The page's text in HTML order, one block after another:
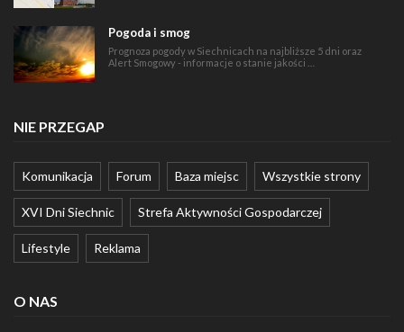
Pogoda i smog
Prognoza pogody w Siechnicach na najbliższe 5 dni oraz
Alert Smogowy - informacje o stanie jakości …
NIE PRZEGAP
Komunikacja Forum Baza miejsc Wszystkie strony
XVI Dni Siechnic Strefa Aktywności Gospodarczej
Lifestyle Reklama
O NAS